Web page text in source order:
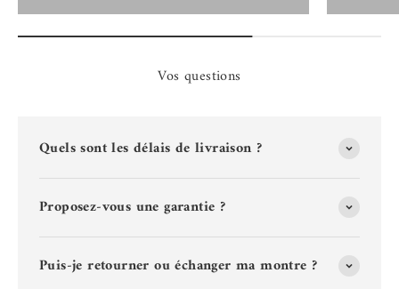
Vos questions
Quels sont les délais de livraison ?
Proposez-vous une garantie ?
Puis-je retourner ou échanger ma montre ?